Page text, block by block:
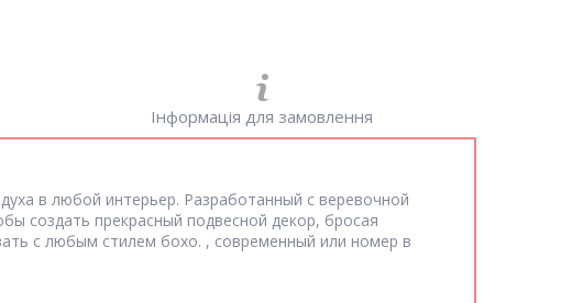
Інформація для замовлення
в любой интерьер. Разработанный с веревочной
создать прекрасный подвесной декор, бросая
с любым стилем бохо. , современный или номер в